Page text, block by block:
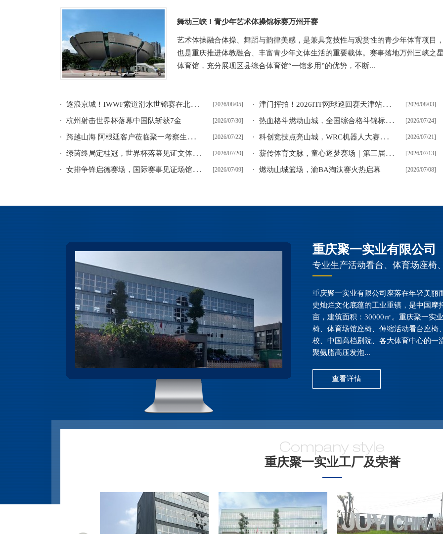
舞动三峡！青少年艺术体操锦标赛万州开赛
艺术体操融合体操、舞蹈与韵律美感，是兼具竞技性与观赏性的青少年体育项目
也是重庆推进体教融合、丰富青少年文体生活的重要载体。赛事落地万州三峡之
体育馆，充分展现区县综合体育馆“一馆多用”的优势，不断...
[2026/08/05]
逐
浪京城！IWWF索道滑水世锦赛在北京顺义火热开赛 [2026/08/03]
津
门挥拍！2026ITF网球巡回赛天津站启幕
[2026/07/30]
杭州射击世界杯落幕中国队斩获7金 [2026/07/24]
热
血格斗燃动山城，全国综合格斗锦标赛北碚圆满落幕
[2026/07/22]
跨
越山海 阿根廷客户莅临聚一考察生产进度 [2026/07/21]
科
创竞技点亮山城，WRC机器人大赛重庆选拔赛落地黔江
[2026/07/20]
绿
茵终局定桂冠，世界杯落幕见证文体场馆新发展 [2026/07/13]
薪
传体育文脉，童心逐梦赛场｜第三届大田湾杯少儿运动会顺利举办
[2026/07/09]
女
排争锋启德赛场，国际赛事见证场馆基建力量 [2026/07/08]
燃动山城篮场，渝BA淘汰赛火热启幕
重庆聚一实业有限公司
专业生产活动看台、体育场座椅
重庆聚一实业有限公司座落在年轻美丽
史灿烂文化底蕴的工业重镇，是中国
亩，建筑面积：30000㎡。重庆聚一实
椅、体育场馆座椅、伸缩活动看台座椅
校、中国高档剧院、各大体育中心的一
聚氨脂高压发泡...
查看详情
重庆聚一实业工厂及荣誉